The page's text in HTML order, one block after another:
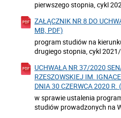
pierwszego stopnia, cykl
ZAŁĄCZNIK NR 8 DO
MB, PDF)
program studiów na
drugiego stopnia, cykl
UCHWAŁA NR 37/2020
RZESZOWSKIEJ IM.
DNIA 30 CZERWCA 2020
w sprawie ustalenia
studiów prowadzonych na